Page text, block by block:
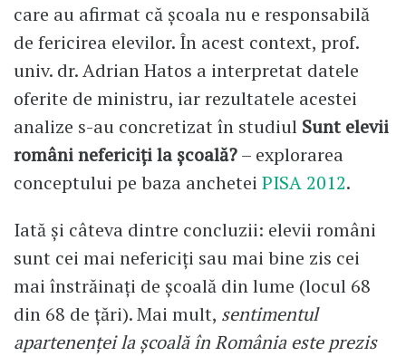
care au afirmat că școala nu e responsabilă
de fericirea elevilor. În acest context, prof.
univ. dr. Adrian Hatos a interpretat datele
oferite de ministru, iar rezultatele acestei
analize s-au concretizat în studiul Sunt elevii
români nefericiți la școală?– explorarea
conceptului pe baza anchetei PISA 2012.
Iată și câteva dintre concluzii: elevii români
sunt cei mai nefericiți sau mai bine zis cei
mai înstrăinați de școală din lume (locul 68
din 68 de țări). Mai mult, sentimentul
apartenenței la școală în România este prezis